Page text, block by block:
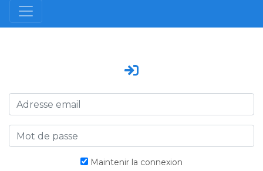
Maintenir la connexion